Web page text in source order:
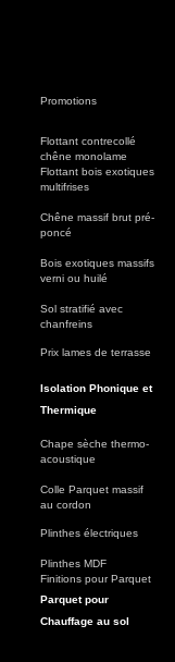
Promotions
Flottant contrecollé
chêne monolame
Flottant bois exotiques
multifrises
Chêne massif brut pré-
poncé
Bois exotiques massifs
verni ou huilé
Sol stratifié avec
chanfreins
Prix lames de terrasse
Isolation Phonique et
Thermique
Chape sèche thermo-
acoustique
Colle Parquet massif
au cordon
Plinthes électriques
Plinthes MDF
Finitions pour Parquet
Parquet pour
Chauffage au sol